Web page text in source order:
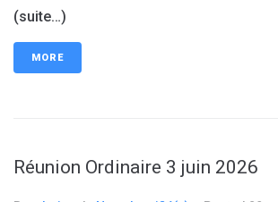
(suite…)
MORE
Réunion Ordinaire 3 juin 2026